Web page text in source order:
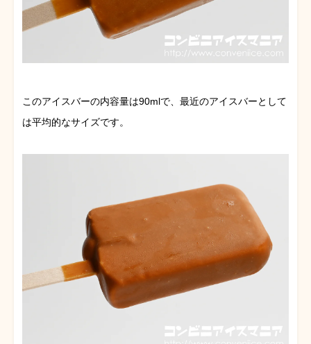
このアイスバーの内容量は90mlで、最近のアイスバーとして
は平均的なサイズです。